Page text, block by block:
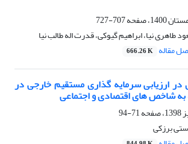
707-727
نیا، ابراهیم گیوکی، قدرت اله طالب نیا
مقاله 666.26 K
در ارزیابی سرمایه گذاری مستقیم خارجی در
به شاخص های اقتصادی و اجتماعی
71-94
برزکی